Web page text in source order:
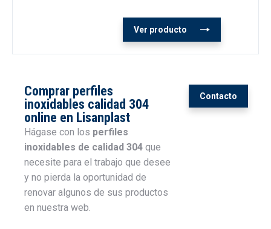
Ver producto
Comprar perfiles
inoxidables calidad 304
online en Lisanplast
Hágase con los perfiles
inoxidables de calidad 304 que
necesite para el trabajo que desee
y no pierda la oportunidad de
renovar algunos de sus productos
en nuestra web.
Contacto